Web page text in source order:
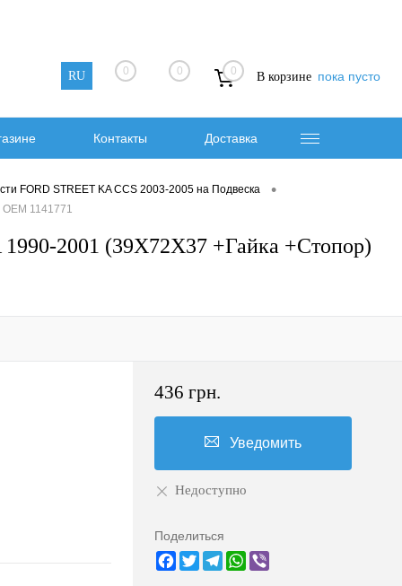
RU 0 0 0 В корзине пока пусто
Контакты Доставка
FORD STREET KA CCS 2003-2005 на Подвеска •
1141771
2001 (39X72X37 +Гайка +Стопор)
436 грн.
Уведомить
Недоступно
Поделиться
Facebook
TwitterTelegramWhatsApp